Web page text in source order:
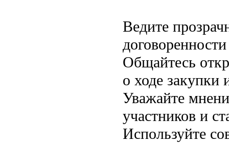
Ведите
Общайтесь
о ходе
Уважайте
участников и
Используйте